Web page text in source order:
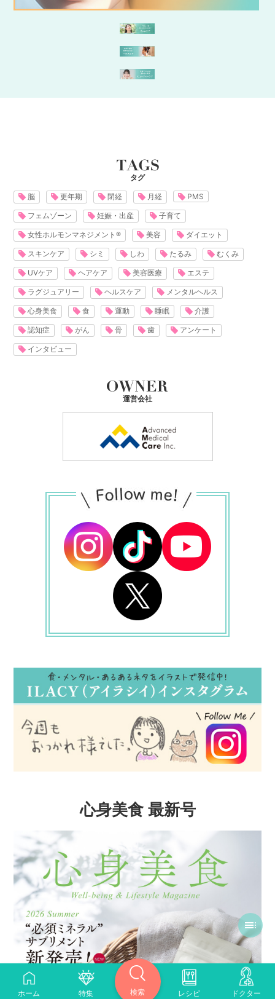
タグ
脳 更年期 閉経 月経 PMS
フェムゾーン 妊娠・出産 子育て
女性ホルモンマネジメント® 美容 ダイエット
スキンケア シミ しわ たるみ むくみ
UVケア ヘアケア 美容医療 エステ
ラグジュアリー ヘルスケア メンタルヘルス
心身美食 食 運動 睡眠 介護
認知症 がん 骨 歯 アンケート
インタビュー
運営会社
心身美食 最新号
検索
ホーム 特集 レシピ ドクター